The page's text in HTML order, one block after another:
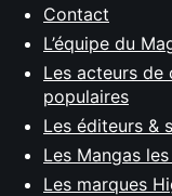
Contact
L’équipe du
Les acteurs de
populaires
Les éditeurs &
Les Mangas
Les marques